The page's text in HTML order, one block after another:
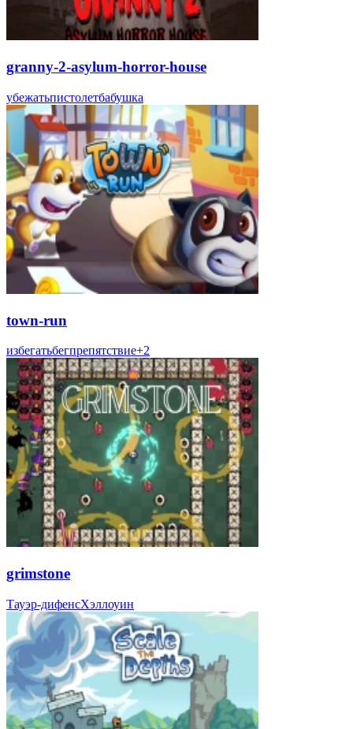
granny-2-asylum-horror-house
убежатьпистолетбабушка
town-run
избегатьбегпрепятствие+2
grimstone
Тауэр-дифенсХэллоуин